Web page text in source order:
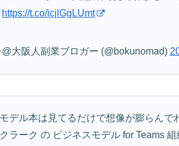
https://t.co/icjlGgLUmt
大阪人副業ブロガー (@bokunomad)
デル本は見てるだけで想像が膨らんで
ラーク の ビジネスモデル for Teams